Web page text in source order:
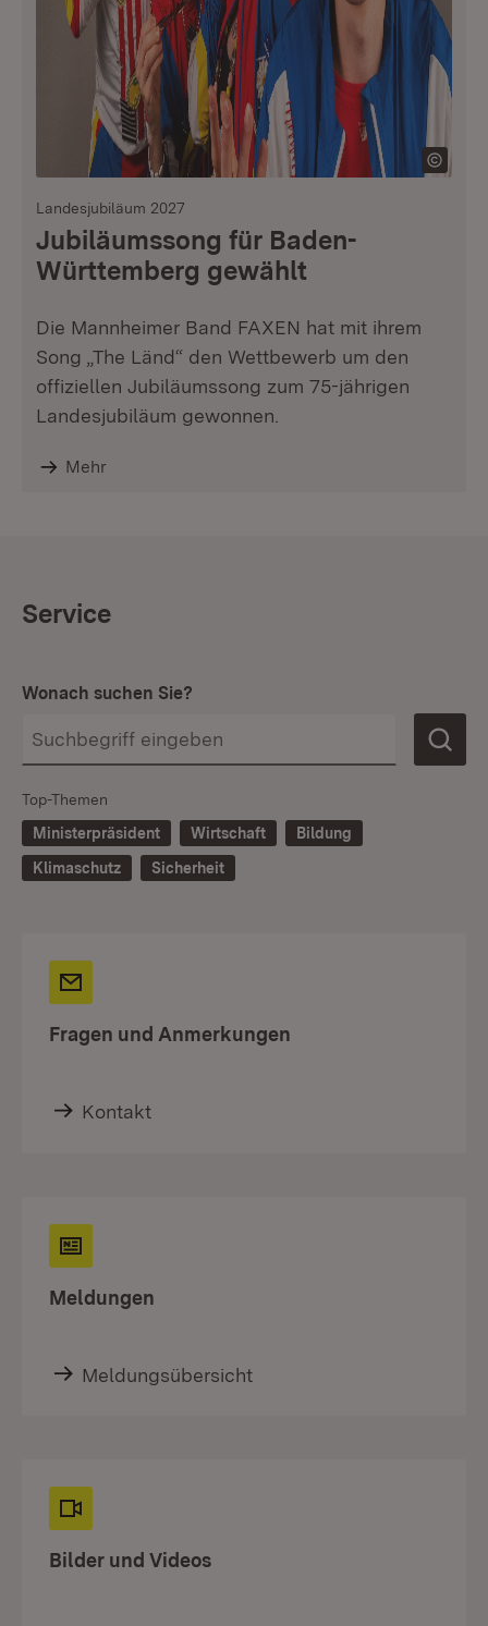
Landesjubiläum 2027
Jubiläumssong für Baden-
Württemberg gewählt
Die Mannheimer Band FAXEN hat mit ihrem
Song „The Länd“ den Wettbewerb um den
offiziellen Jubiläumssong zum 75-jährigen
Landesjubiläum gewonnen.
Mehr
Service
Wonach suchen Sie?
Top-Themen
Ministerpräsident
Wirtschaft
Bildung
Klimaschutz
Sicherheit
Fragen und Anmerkungen
Kontakt
Meldungen
Meldungsübersicht
Bilder und Videos